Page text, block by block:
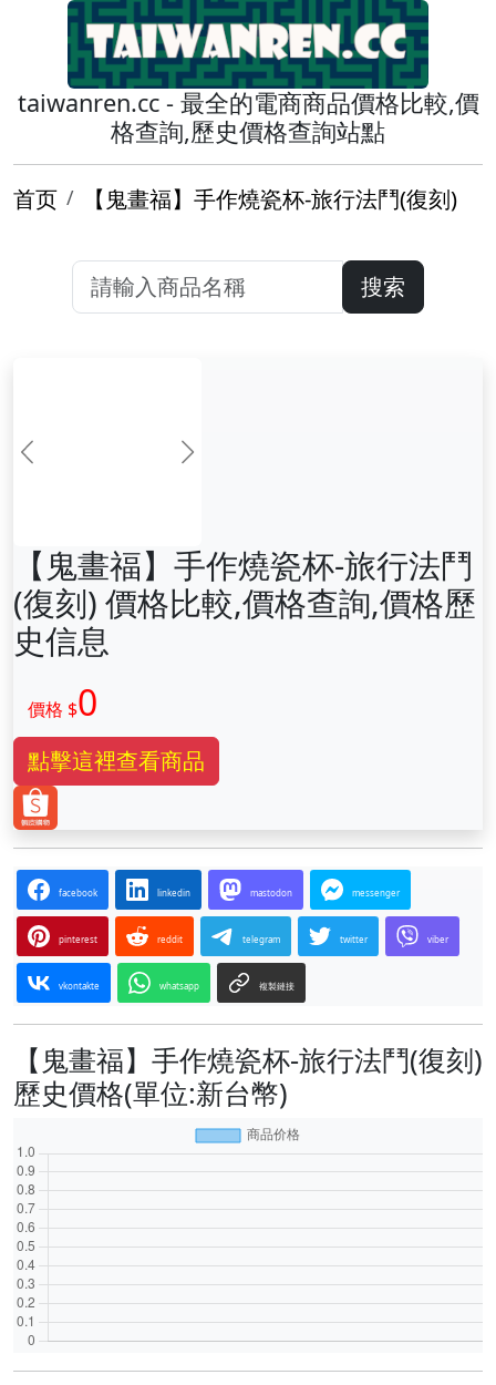
taiwanren.cc - 最全的電商商品價格比較,價
格查詢,歷史價格查詢站點
首页 【鬼畫福】手作燒瓷杯-旅行法鬥(復刻)
搜索
前一张 下一张
【鬼畫福】手作燒瓷杯-旅行法鬥
(復刻) 價格比較,價格查詢,價格歷
史信息
價格 $0
點擊這裡查看商品
facebook linkedin mastodon messenger
pinterest reddit telegram twitter viber
vkontakte whatsapp 複製鏈接
【鬼畫福】手作燒瓷杯-旅行法鬥(復刻)
歷史價格(單位:新台幣)